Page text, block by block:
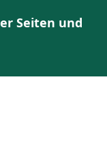
SUCHEN
Seiten und